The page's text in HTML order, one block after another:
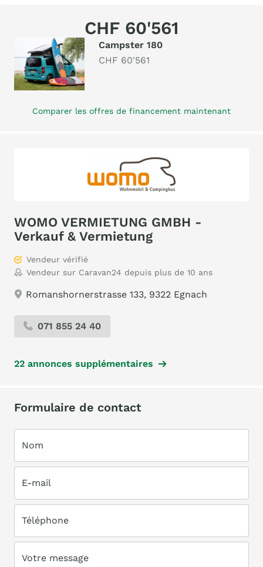
CHF 60'561
Campster 180
CHF 60'561
Comparer les offres de financement maintenant
WOMO VERMIETUNG GMBH -
Verkauf & Vermietung
Vendeur vérifié
Vendeur sur Caravan24 depuis plus de 10 ans
Romanshornerstrasse 133, 9322 Egnach
071 855 24 40
22 annonces supplémentaires
Formulaire de contact
Nom
E-mail
Téléphone
Votre message